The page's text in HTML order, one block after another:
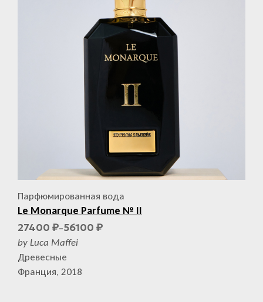
Парфюмированная вода
Le Monarque Parfume № II
27400 ₽–56100 ₽
by Luca Maffei
Древесные
Франция, 2018